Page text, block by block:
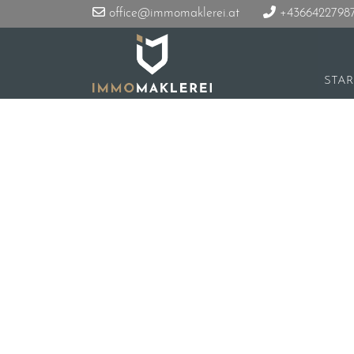
office@immomaklerei.at